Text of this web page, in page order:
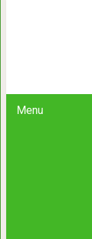
Menu